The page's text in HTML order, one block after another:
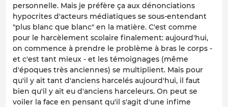
personnelle. Mais je préfère ça aux dénonciations
hypocrites d'acteurs médiatiques se sous-entendant
"plus blanc que blanc" en la matière. C'est comme
pour le harcèlement scolaire finalement: aujourd'hui,
on commence à prendre le problème à bras le corps -
et c'est tant mieux - et les témoignages (même
d'époques très anciennes) se multiplient. Mais pour
qu'il y ait tant d'anciens harcelés aujourd'hui, il faut
bien qu'il y ait eu d'anciens harceleurs. On peut se
voiler la face en pensant qu'il s'agit d'une infime